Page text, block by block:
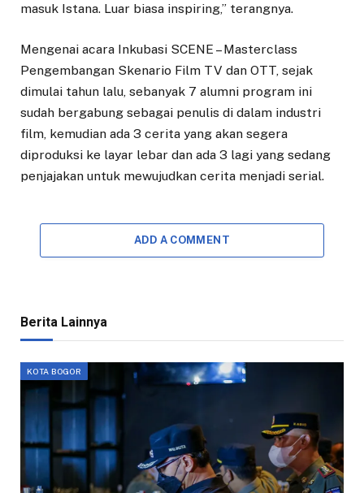
masuk Istana. Luar biasa inspiring,” terangnya.
Mengenai acara Inkubasi SCENE – Masterclass
Pengembangan Skenario Film TV dan OTT, sejak
dimulai tahun lalu, sebanyak 7 alumni program ini
sudah bergabung sebagai penulis di dalam industri
film, kemudian ada 3 cerita yang akan segera
diproduksi ke layar lebar dan ada 3 lagi yang sedang
penjajakan untuk mewujudkan cerita menjadi serial.
ADD A COMMENT
Berita Lainnya
KOTA BOGOR